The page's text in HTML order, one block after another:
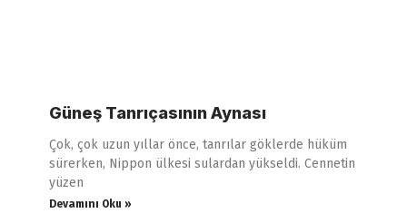
Güneş Tanrıçasının Aynası
Çok, çok uzun yıllar önce, tanrılar göklerde hüküm
sürerken, Nippon ülkesi sulardan yükseldi. Cennetin
yüzen
Devamını Oku »